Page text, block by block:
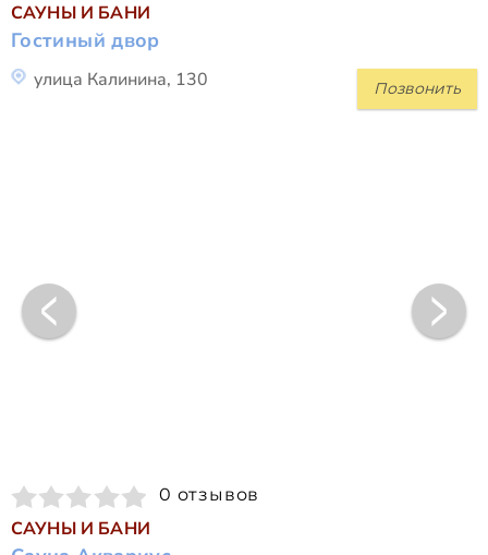
САУНЫ И БАНИ
Гостиный двор
Позвонить
улица Калинина, 130
0 отзывов
САУНЫ И БАНИ